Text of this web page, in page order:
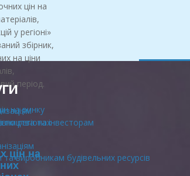
цін на
у регіоні»
збірник,
на ціни
період.
цін на
та інвесторам
виробникам будівельних ресурсів